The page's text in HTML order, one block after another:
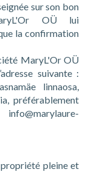
sur son bon
OÜ lui
la confirmation
MaryL'Or OÜ
suivante :
linnaosa,
préférablement
info@marylaure-
pleine et